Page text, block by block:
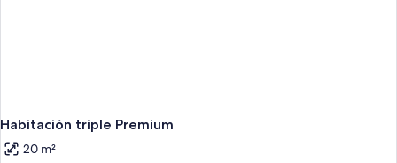
Habitación triple Premium
20 m²